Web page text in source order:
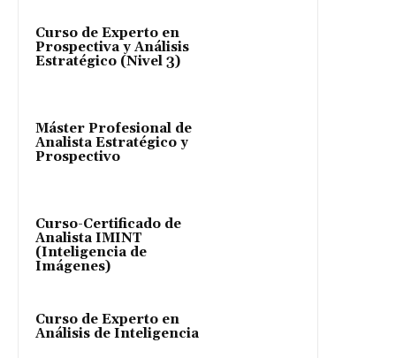
Curso de Experto en
Prospectiva y Análisis
Estratégico (Nivel 3)
Máster Profesional de
Analista Estratégico y
Prospectivo
Curso-Certificado de
Analista IMINT
(Inteligencia de
Imágenes)
Curso de Experto en
Análisis de Inteligencia